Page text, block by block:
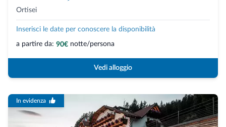
Ortisei
Inserisci le date per conoscere la disponibilità
a partire da: 90€ notte/persona
Vedi alloggio
In evidenza